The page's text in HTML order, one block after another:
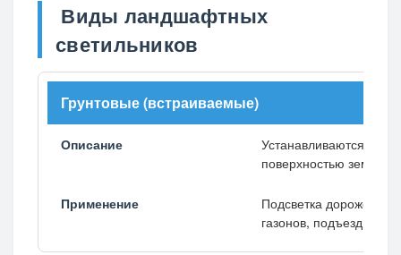
Виды ландшафтных
светильников
Грунтовые (встраиваемые)
Устанавливаются
поверхностью земли.
Подсветка дорожек,
газонов, подъездных